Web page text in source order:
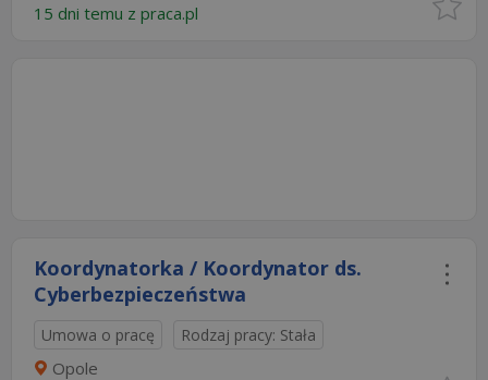
15 dni temu z praca.pl
Koordynatorka / Koordynator ds.
Cyberbezpieczeństwa
Umowa o pracę Rodzaj pracy: Stała
Opole